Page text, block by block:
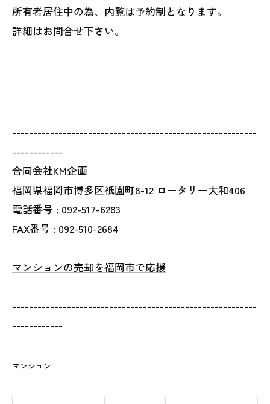
所有者居住中の為、内覧は予約制となります。
詳細はお問合せ下さい。
----------------------------------------------------------
------------
合同会社KM企画
福岡県福岡市博多区祇園町8-12 ロータリー大和406
電話番号 : 092-517-6283
FAX番号 : 092-510-2684
マンションの売却を福岡市で応援
----------------------------------------------------------
------------
マンション